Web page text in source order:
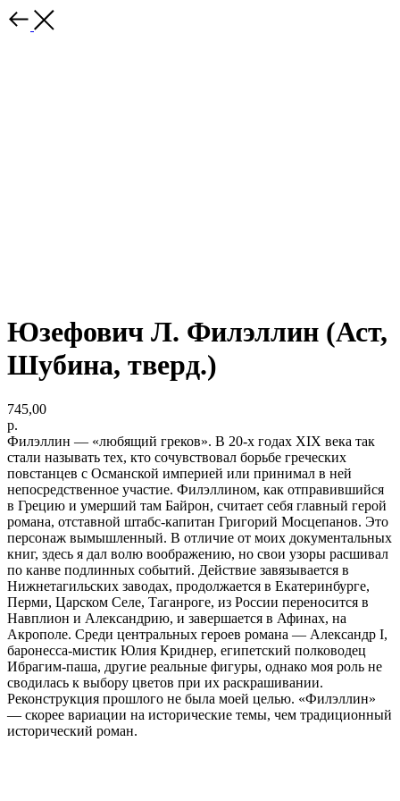
Юзефович Л. Филэллин (Аст,
Шубина, тверд.)
745,00
р.
Филэллин — «любящий греков». В 20-х годах XIX века так
стали называть тех, кто сочувствовал борьбе греческих
повстанцев с Османской империей или принимал в ней
непосредственное участие. Филэллином, как отправившийся
в Грецию и умерший там Байрон, считает себя главный герой
романа, отставной штабс-капитан Григорий Мосцепанов. Это
персонаж вымышленный. В отличие от моих документальных
книг, здесь я дал волю воображению, но свои узоры расшивал
по канве подлинных событий. Действие завязывается в
Нижнетагильских заводах, продолжается в Екатеринбурге,
Перми, Царском Селе, Таганроге, из России переносится в
Навплион и Александрию, и завершается в Афинах, на
Акрополе. Среди центральных героев романа — Александр I,
баронесса-мистик Юлия Криднер, египетский полководец
Ибрагим-паша, другие реальные фигуры, однако моя роль не
сводилась к выбору цветов при их раскрашивании.
Реконструкция прошлого не была моей целью. «Филэллин»
— скорее вариации на исторические темы, чем традиционный
исторический роман.